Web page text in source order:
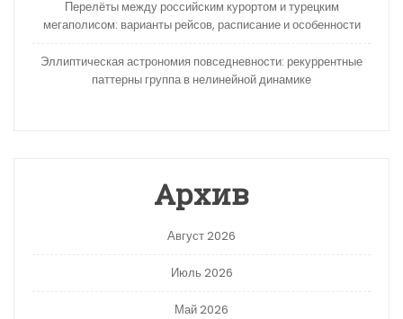
Перелёты между российским курортом и турецким
мегаполисом: варианты рейсов, расписание и особенности
Эллиптическая астрономия повседневности: рекуррентные
паттерны группа в нелинейной динамике
Архив
Август 2026
Июль 2026
Май 2026